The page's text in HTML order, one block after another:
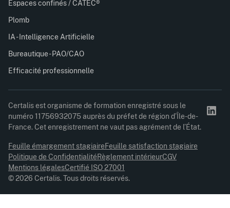
Espaces confinés / CATEC®
Plomb
IA - Intelligence Artificielle
Bureautique - PAO/CAO
Efficacité professionnelle
Certalis est organisme de formation enregistré sous le
numéro 11756932075 auprès du préfet de région d’Île-de-
France. Cet enregistrement ne vaut pas agrément de l’État.
© 2026 Certalis. Tous droits réservés.
Feuille émargement stagiaireFeuille satisfaction stagiaire
Politique de ConfidentialitéRèglement intérieurCGV
Mentions légalesCertifié ISO 27001